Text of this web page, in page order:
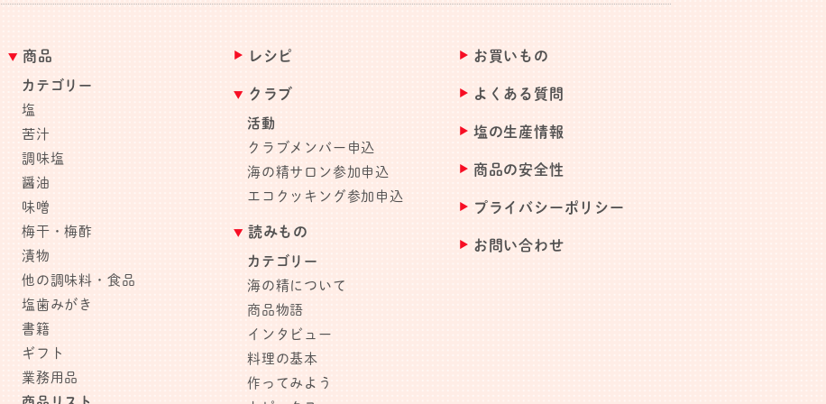
商品
カテゴリー
塩
苦汁
調味塩
醤油
味噌
梅干・梅酢
漬物
他の調味料・食品
塩歯みがき
書籍
ギフト
業務用品
レシピ
クラブ
活動
クラブメンバー申込
海の精サロン参加申込
エコクッキング参加申込
読みもの
カテゴリー
海の精について
商品物語
インタビュー
料理の基本
作ってみよう
お買いもの
よくある質問
塩の生産情報
商品の安全性
プライバシーポリシー
お問い合わせ